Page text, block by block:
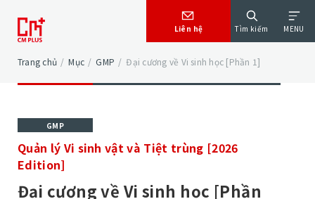
Tìm kiếm MENU
Liên hệ
Trang chủ / Mục / GMP / Đại cương về Vi sinh học [Phần 1]
GMP
Quản lý Vi sinh vật và Tiệt trùng [2026
Edition]
Đại cương về Vi sinh học [Phần